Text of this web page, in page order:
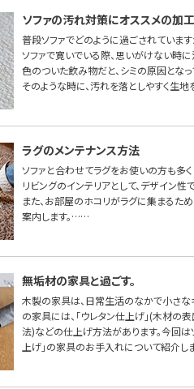
ソファの汚れ対策にオススメの加工
普段ソファでどのように過ごされています
ソファで寛いでいる際、思いがけない時
色のついた飲み物だと、シミの原因となっ
そのような時に、汚れを落としやすく生
ラグのメンテナンス方法
ソファと合わせてラグをお使いの方も多く
リビングのインテリアとして、デザイン
また、お部屋のホコリがラグに集まるた
案内します。……
無垢材の家具と過ごす。
木製の家具は、日常生活のなかで小さな
の家具には、「ウレタン仕上げ」(木材の
法)などの仕上げ方法があります。今回は
上げ」の家具のお手入れについて紹介し